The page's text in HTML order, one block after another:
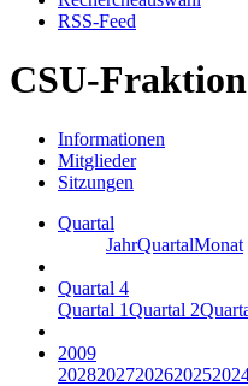
RSS-Feed
CSU-
Informationen
Mitglieder
Sitzungen
Quartal
JahrQuartalMonat
Quartal 4
Quartal 1Quartal 2
2009
2028202720262025